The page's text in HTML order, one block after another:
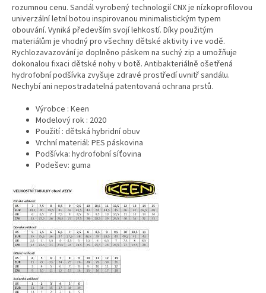
rozumnou cenu. Sandál vyrobený technologií CNX je nízkoprofilovou
univerzální letní botou inspirovanou minimalistickým typem
obouvání. Vyniká především svojí lehkostí. Díky použitým
materiálům je vhodný pro všechny dětské aktivity i ve vodě.
Rychlozavazování je doplněno páskem na suchý zip a umožňuje
dokonalou fixaci dětské nohy v botě. Antibakteriálně ošetřená
hydrofobní podšívka zvyšuje zdravé prostředí uvnitř sandálu.
Nechybí ani nepostradatelná patentovaná ochrana prstů.
Výrobce : Keen
Modelový rok : 2020
Použití : dětská hybridní obuv
Vrchní materiál: PES páskovina
Podšívka: hydrofobní síťovina
Podešev: guma